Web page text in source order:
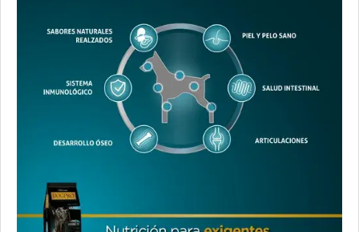
Max Pet Perro Adulto Mordida Grande
Maxxium Perro Adulto Cordero Patagónico y Arroz
Maxxium Perro Adulto Pollo de Campo y Arroz
Mi Amigo Perro Adulto
MisterPet High Performance
MisterPet Perro Adulto Control de Peso
Montañés Perro Adulto Mordida Grande
Natural Meat Perro Adulto